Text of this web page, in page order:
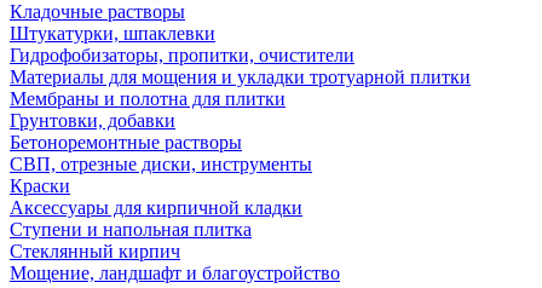
Кладочные растворы
Штукатурки, шпаклевки
Гидрофобизаторы, пропитки, очистители
Материалы для мощения и укладки тротуарной плитки
Мембраны и полотна для плитки
Грунтовки, добавки
Бетоноремонтные растворы
СВП, отрезные диски, инструменты
Краски
Аксессуары для кирпичной кладки
Ступени и напольная плитка
Cтеклянный кирпич
Мощение, ландшафт и благоустройство